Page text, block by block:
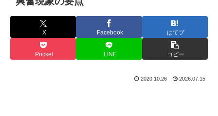
X Facebook はてブ
Pocket LINE コピー
2020.10.26 2026.07.15